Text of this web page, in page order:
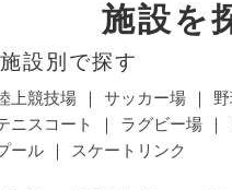
施設を
施設別で探す
上競技場 サッカー場
ニスコート
ラグビー場
ール
スケートリンク